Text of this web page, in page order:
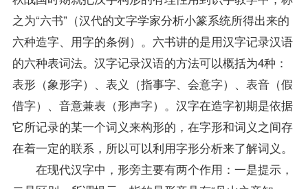
之为“六书”（汉代的文字学家分析小篆系统所得出来的
六种造字、用字的条例）。六书讲的是用汉字记录汉语
的六种表词法。汉字记录汉语的方法可以概括为4种：
表形（象形字）、表义（指事字、会意字）、表音（假
借字）、音意兼表（形声字）。汉字在造字初期是依据
它所记录的某一个词义来构形的，在字形和词义之间存
在着一定的联系，所以可以利用字形分析来了解词义。
在现代汉字中，形旁主要有两个作用：一是提示，